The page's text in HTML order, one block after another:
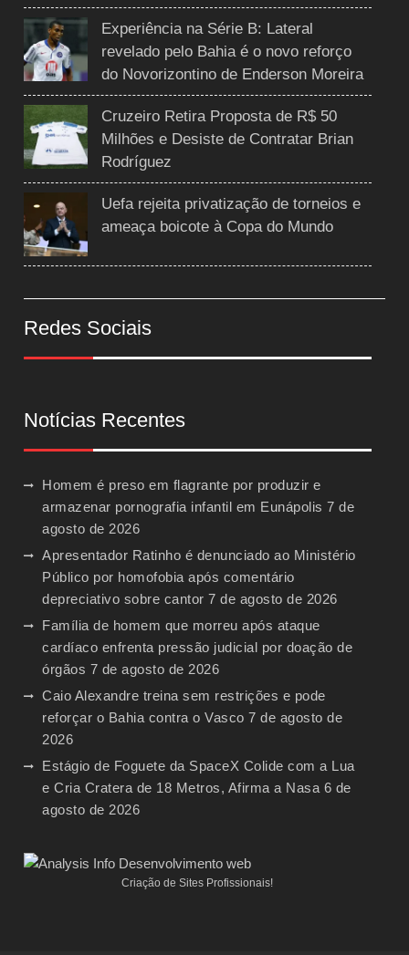
Experiência na Série B: Lateral
revelado pelo Bahia é o novo reforço
do Novorizontino de Enderson Moreira
Cruzeiro Retira Proposta de R$ 50
Milhões e Desiste de Contratar Brian
Rodríguez
Uefa rejeita privatização de torneios e
ameaça boicote à Copa do Mundo
Redes Sociais
Notícias Recentes
Homem é preso em flagrante por produzir e
armazenar pornografia infantil em Eunápolis 7 de
agosto de 2026
Apresentador Ratinho é denunciado ao Ministério
Público por homofobia após comentário
depreciativo sobre cantor 7 de agosto de 2026
Família de homem que morreu após ataque
cardíaco enfrenta pressão judicial por doação de
órgãos 7 de agosto de 2026
Caio Alexandre treina sem restrições e pode
reforçar o Bahia contra o Vasco 7 de agosto de
2026
Estágio de Foguete da SpaceX Colide com a Lua
e Cria Cratera de 18 Metros, Afirma a Nasa 6 de
agosto de 2026
Criação de Sites Profissionais!